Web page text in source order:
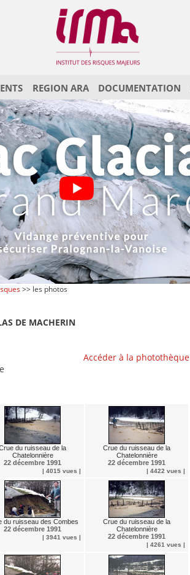
REGION ARA DOCUMENTATION
>> les photos
DE MACHERIN
Accéder à la photothèque
du ruisseau de la
Chatelonnière
22 décembre 1991
| 4015 vues |
Crue du ruisseau de la
Chatelonnière
22 décembre 1991
| 4422 vues |
du ruisseau des Combes
22 décembre 1991
| 3941 vues |
Crue du ruisseau de la
Chatelonnière
22 décembre 1991
| 4261 vues |